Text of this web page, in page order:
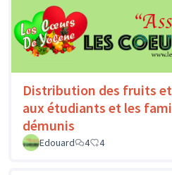
Distribution des fruits
aux étudiants et les
démunis
Edouard 4 4